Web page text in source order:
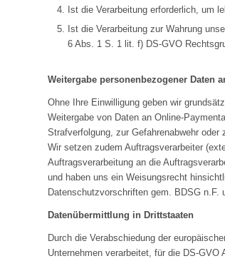
Ist die Verarbeitung erforderlich, um
Ist die Verarbeitung zur Wahrung
6 Abs. 1 S. 1 lit. f) DS-GVO
Weitergabe personenbezogener Daten
Ohne Ihre Einwilligung geben wir
Weitergabe von Daten an Online-
Strafverfolgung, zur Gefahrenabwehr
Wir setzen zudem Auftragsverarbeiter
Auftragsverarbeitung an die
und haben uns ein Weisungsrecht
Datenschutzvorschriften gem. BDSG n.F.
Datenübermittlung in Drittstaaten
Durch die Verabschiedung der
Unternehmen verarbeitet, für die DS-